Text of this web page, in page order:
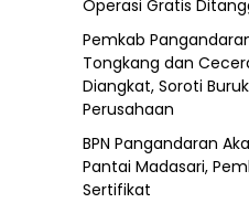
Operasi Gratis
Pemkab
Tongkang dan
Diangkat, Soroti
Perusahaan
BPN Pangandaran
Pantai Madasari,
Sertifikat